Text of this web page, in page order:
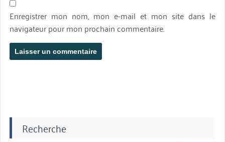
Enregistrer mon nom, mon e-mail et mon site dans le
navigateur pour mon prochain commentaire.
Recherche